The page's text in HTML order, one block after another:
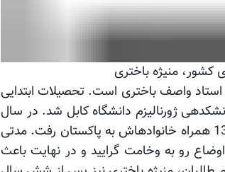
آمد و فرزند استاد واصف باختری است. تحصیلات ابتدایی
و لیسه را در لیسه عالی ملالی به پایان رساند. سپس وارد دانشکده‪ی ژورنالیزم دانشگاه كابل شد. در سال
1370 لیسانس گرفت و با شروع جنگ‪های داخلی در سال 1371 همراه خانواده‪اش به پاكستان رفت. مدتی
اوضاع رو به وخامت گرایید و در نهایت باعث